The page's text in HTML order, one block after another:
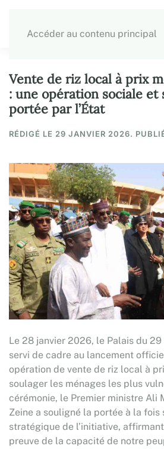
Accéder au contenu principal
Vente de riz local à prix
: une opération sociale et
portée par l’État
RÉDIGÉ LE 29 JANVIER 2026.
Le 28 janvier 2026, le Palais du
servi de cadre au lancement
opération de vente de riz local à
soulager les ménages les plus
cérémonie, le Premier ministre Ali
Zeine a souligné la portée à la
stratégique de l’initiative,
preuve de la capacité de notre